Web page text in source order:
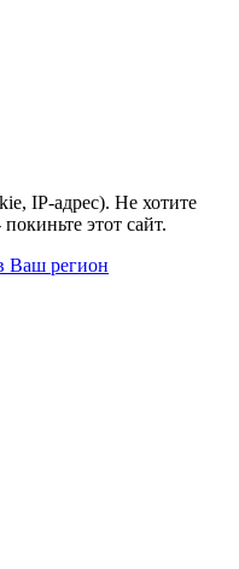
IP-адрес). Не хотите
этот сайт.
Ваш регион